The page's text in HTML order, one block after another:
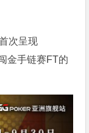
次呈现
金手链赛FT的